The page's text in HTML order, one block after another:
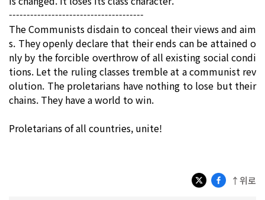
--------------------------------------
The Communists disdain to conceal their views and aim
s. They openly declare that their ends can be attained o
nly by the forcible overthrow of all existing social condi
tions. Let the ruling classes tremble at a communist rev
olution. The proletarians have nothing to lose but their
chains. They have a world to win.
Proletarians of all countries, unite!
↑위로